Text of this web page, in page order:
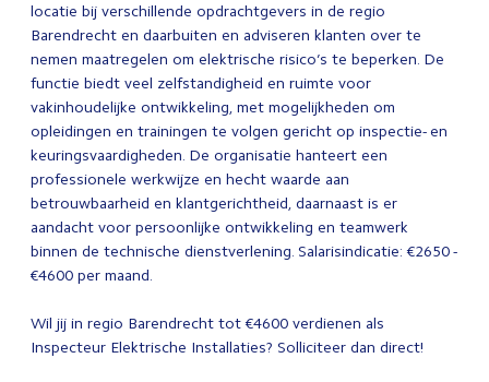
locatie bij verschillende opdrachtgevers in de regio
Barendrecht en daarbuiten en adviseren klanten over te
nemen maatregelen om elektrische risico’s te beperken. De
functie biedt veel zelfstandigheid en ruimte voor
vakinhoudelijke ontwikkeling, met mogelijkheden om
opleidingen en trainingen te volgen gericht op inspectie- en
keuringsvaardigheden. De organisatie hanteert een
professionele werkwijze en hecht waarde aan
betrouwbaarheid en klantgerichtheid, daarnaast is er
aandacht voor persoonlijke ontwikkeling en teamwerk
binnen de technische dienstverlening. Salarisindicatie: €2650 -
€4600 per maand.
Wil jij in regio Barendrecht tot €4600 verdienen als
Inspecteur Elektrische Installaties? Solliciteer dan direct!